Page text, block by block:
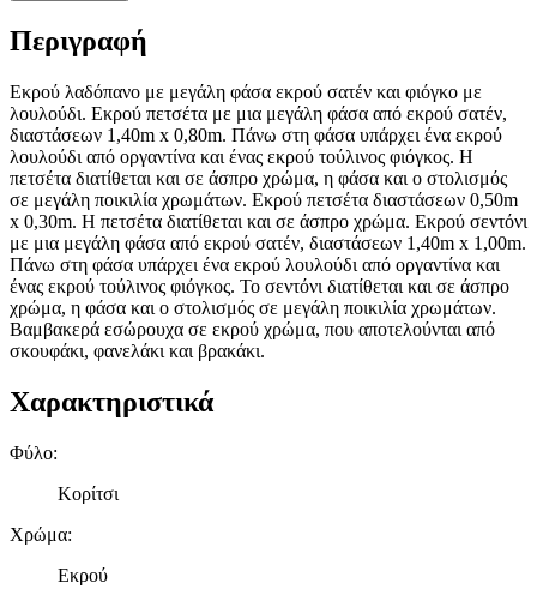
Περιγραφή
Εκρού λαδόπανο με μεγάλη φάσα εκρού σατέν και φιόγκο με
λουλούδι. Εκρού πετσέτα με μια μεγάλη φάσα από εκρού σατέν,
διαστάσεων 1,40m x 0,80m. Πάνω στη φάσα υπάρχει ένα εκρού
λουλούδι από οργαντίνα και ένας εκρού τούλινος φιόγκος. Η
πετσέτα διατίθεται και σε άσπρο χρώμα, η φάσα και ο στολισμός
σε μεγάλη ποικιλία χρωμάτων. Εκρού πετσέτα διαστάσεων 0,50m
x 0,30m. Η πετσέτα διατίθεται και σε άσπρο χρώμα. Εκρού σεντόνι
με μια μεγάλη φάσα από εκρού σατέν, διαστάσεων 1,40m x 1,00m.
Πάνω στη φάσα υπάρχει ένα εκρού λουλούδι από οργαντίνα και
ένας εκρού τούλινος φιόγκος. Το σεντόνι διατίθεται και σε άσπρο
χρώμα, η φάσα και ο στολισμός σε μεγάλη ποικιλία χρωμάτων.
Βαμβακερά εσώρουχα σε εκρού χρώμα, που αποτελούνται από
σκουφάκι, φανελάκι και βρακάκι.
Χαρακτηριστικά
Φύλο:
Κορίτσι
Χρώμα:
Εκρού